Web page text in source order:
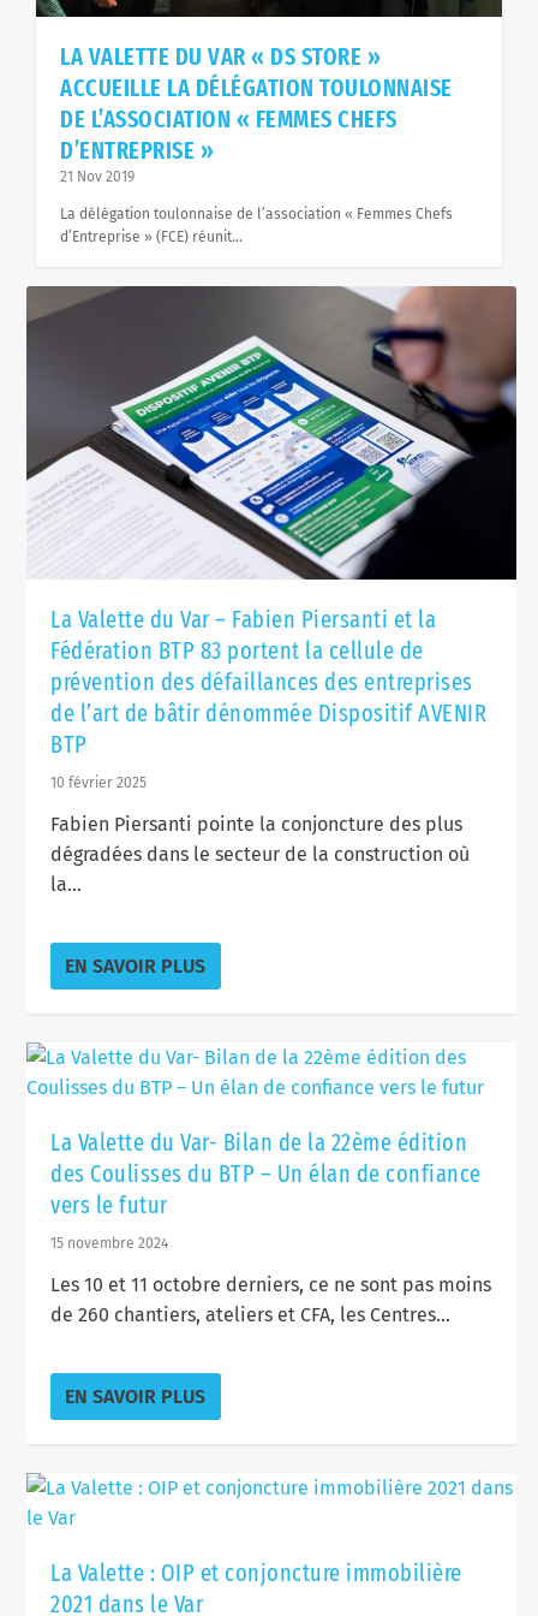
fut...
FEMMES CHEFS D...
LA VALETTE DU VAR « DS STORE »
ACCUEILLE LA DÉLÉGATION TOULONNAISE
DE L’ASSOCIATION « FEMMES CHEFS
D’ENTREPRISE »
21 Nov 2019
La délégation toulonnaise de l’association « Femmes Chefs
d’Entreprise » (FCE) réunit...
La Valette du Var – Fabien Piersanti et la
Fédération BTP 83 portent la cellule de
prévention des défaillances des entreprises
de l’art de bâtir dénommée Dispositif AVENIR
BTP
10 février 2025
Fabien Piersanti pointe la conjoncture des plus
dégradées dans le secteur de la construction où
la...
EN SAVOIR PLUS
La Valette du Var- Bilan de la 22ème édition
des Coulisses du BTP – Un élan de confiance
vers le futur
15 novembre 2024
Les 10 et 11 octobre derniers, ce ne sont pas moins
de 260 chantiers, ateliers et CFA, les Centres...
EN SAVOIR PLUS
La Valette : OIP et conjoncture immobilière
2021 dans le Var